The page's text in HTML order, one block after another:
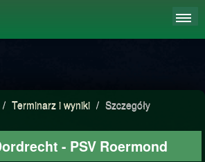
STATYSTYKI
/ Terminarz i wyniki / Szczegóły
- PSV Roermond